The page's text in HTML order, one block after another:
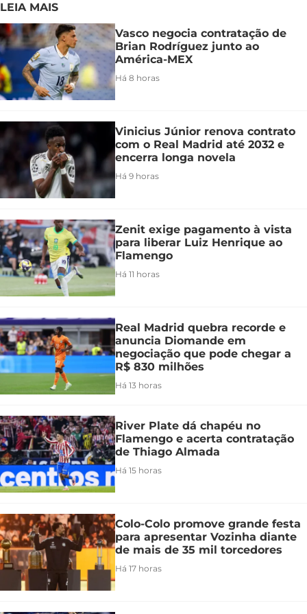
LEIA MAIS
Vasco negocia contratação de
Brian Rodríguez junto ao
América-MEX
Há 8 horas
Vinicius Júnior renova contrato
com o Real Madrid até 2032 e
encerra longa novela
Há 9 horas
Zenit exige pagamento à vista
para liberar Luiz Henrique ao
Flamengo
Há 11 horas
Real Madrid quebra recorde e
anuncia Diomande em
negociação que pode chegar a
R$ 830 milhões
Há 13 horas
River Plate dá chapéu no
Flamengo e acerta contratação
de Thiago Almada
Há 15 horas
Colo-Colo promove grande festa
para apresentar Vozinha diante
de mais de 35 mil torcedores
Há 17 horas